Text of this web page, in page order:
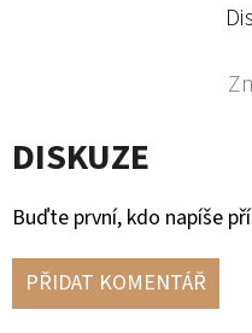
DISKUZE
Buďte první, kdo napíše
PŘIDAT KOMENTÁŘ